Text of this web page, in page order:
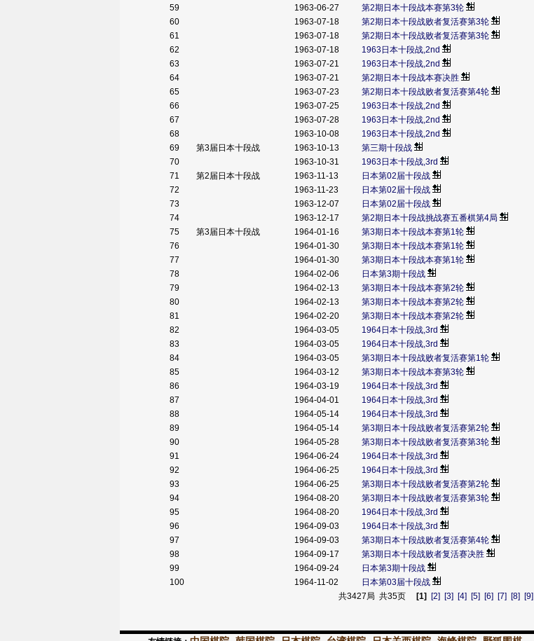
59
1963-06-27 第2期日本十段战本赛第3轮
60
1963-07-18 第2期日本十段战败者复活赛第3轮
61
1963-07-18 第2期日本十段战败者复活赛第3轮
62
1963-07-18 1963日本十段战,2nd
63
1963-07-21 1963日本十段战,2nd
64
1963-07-21 第2期日本十段战本赛决胜
65
1963-07-23 第2期日本十段战败者复活赛第4轮
66
1963-07-25 1963日本十段战,2nd
67
1963-07-28 1963日本十段战,2nd
68
1963-10-08 1963日本十段战,2nd
69
第3届日本十段战 1963-10-13 第三期十段战
70
1963-10-31 1963日本十段战,3rd
71
第2届日本十段战 1963-11-13 日本第02届十段战
72
1963-11-23 日本第02届十段战
73
1963-12-07 日本第02届十段战
74
1963-12-17 第2期日本十段战挑战赛五番棋第4局
75
第3届日本十段战 1964-01-16 第3期日本十段战本赛第1轮
76
1964-01-30 第3期日本十段战本赛第1轮
77
1964-01-30 第3期日本十段战本赛第1轮
78
1964-02-06 日本第3期十段战
79
1964-02-13 第3期日本十段战本赛第2轮
80
1964-02-13 第3期日本十段战本赛第2轮
81
1964-02-20 第3期日本十段战本赛第2轮
82
1964-03-05 1964日本十段战,3rd
83
1964-03-05 1964日本十段战,3rd
84
1964-03-05 第3期日本十段战败者复活赛第1轮
85
1964-03-12 第3期日本十段战本赛第3轮
86
1964-03-19 1964日本十段战,3rd
87
1964-04-01 1964日本十段战,3rd
88
1964-05-14 1964日本十段战,3rd
89
1964-05-14 第3期日本十段战败者复活赛第2轮
90
1964-05-28 第3期日本十段战败者复活赛第3轮
91
1964-06-24 1964日本十段战,3rd
92
1964-06-25 1964日本十段战,3rd
93
1964-06-25 第3期日本十段战败者复活赛第2轮
94
1964-08-20 第3期日本十段战败者复活赛第3轮
95
1964-08-20 1964日本十段战,3rd
96
1964-09-03 1964日本十段战,3rd
97
1964-09-03 第3期日本十段战败者复活赛第4轮
98
1964-09-17 第3期日本十段战败者复活赛决胜
99
1964-09-24 日本第3期十段战
100
1964-11-02 日本第03届十段战
共3427局 共35页
[1] [2] [3] [4] [5] [6] [7] [8] [9]